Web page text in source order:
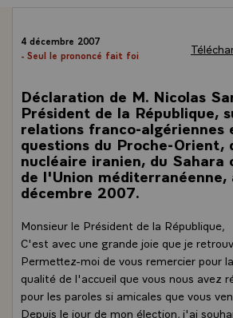
4 décembre 2007
- Seul le prononcé fait foi
Déclaration de M. Nicolas
Président de la République,
relations franco-algériennes
questions du Proche-Orient,
nucléaire iranien, du Sahara
de l'Union
décembre 2007.
Monsieur le Président de la République,
C'est avec une grande joie que je
Permettez-moi de vous remercier pour
qualité de l'accueil que vous nous avez
pour les paroles si amicales que vous
Depuis le jour de mon élection, j'ai